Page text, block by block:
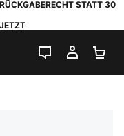
STATT 30
LIVE-CHAT
MEIN